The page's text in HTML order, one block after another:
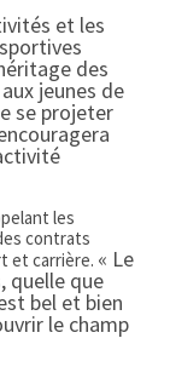
et les
des
jeunes de
se projeter
les
contrats
et carrière. « Le
quelle que
bel et bien
le champ